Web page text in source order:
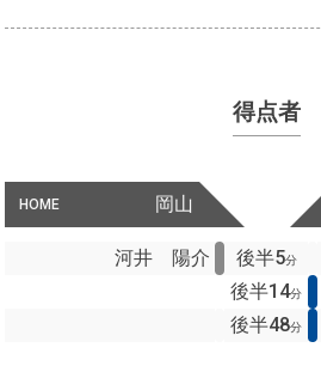
得点者
HOME 岡山
河井 陽介 後半5分
後半14分
後半48分